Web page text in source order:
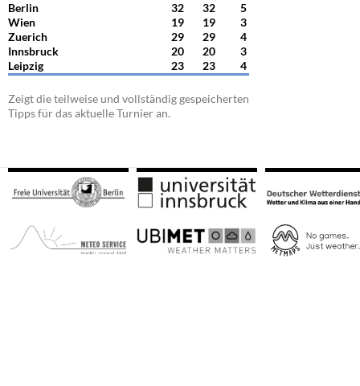
Berlin
32 32
5
Wien
19 19
3
Zuerich
29 29
4
Innsbruck
20 20
3
Leipzig
23 23 4
Zeigt die teilweise und vollständig gespeicherten
Tipps für das aktuelle Turnier an.